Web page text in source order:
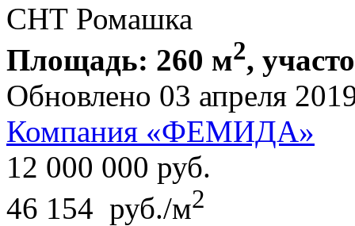
СНТ Ромашка
Площадь: 260 м2,
Обновлено 03 апреля
Компания «ФЕМИДА»
12 000 000 руб.
46 154 руб./м2